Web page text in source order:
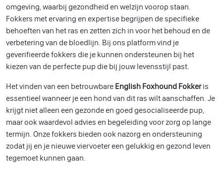
omgeving, waarbij gezondheid en welzijn voorop staan.
Fokkers met ervaring en expertise begrijpen de specifieke
behoeften van het ras en zetten zich in voor het behoud en de
verbetering van de bloedlijn. Bij ons platform vind je
geverifieerde fokkers die je kunnen ondersteunen bij het
kiezen van de perfecte pup die bij jouw levensstijl past.
Het vinden van een betrouwbare English Foxhound Fokkeris
essentieel wanneer je een hond van dit ras wilt aanschaffen. Je
krijgt niet alleen een gezonde en goed gesocialiseerde pup,
maar ook waardevol advies en begeleiding voor zorg op lange
termijn. Onze fokkers bieden ook nazorg en ondersteuning
zodat jij en je nieuwe viervoeter een gelukkig en gezond leven
tegemoet kunnen gaan.